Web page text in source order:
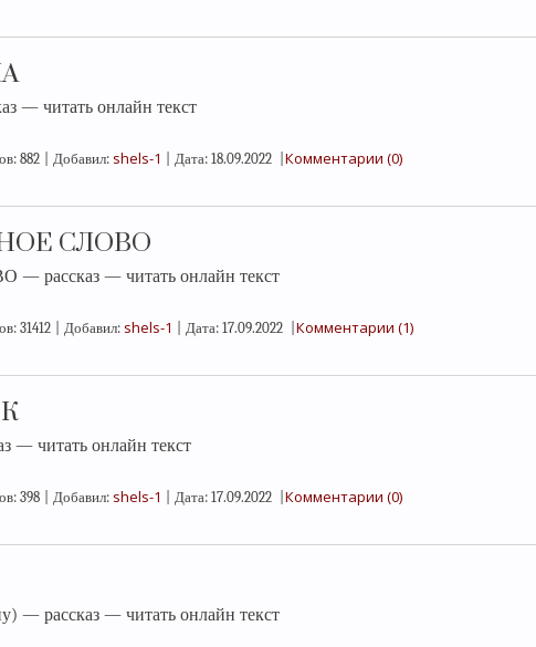
— читать онлайн текст
882 Добавил: shels-1 Дата: 18.09.2022 Комментарии (0)
СЛОВО
рассказ — читать онлайн текст
31412 Добавил: shels-1 Дата: 17.09.2022 Комментарии (1)
читать онлайн текст
398 Добавил: shels-1 Дата: 17.09.2022 Комментарии (0)
рассказ — читать онлайн текст